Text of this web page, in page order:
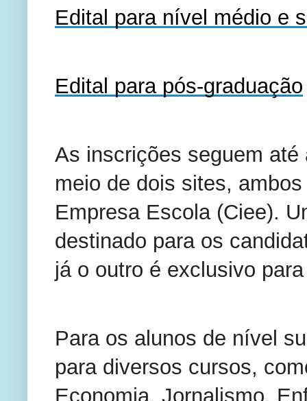
Edital para nível médio e
Edital para pós-graduação
As inscrições seguem
meio de dois sites,
Empresa Escola (Ciee).
destinado para os
já o outro é exclusivo
Para os alunos de nível
para diversos cursos,
Economia, Jornalismo,